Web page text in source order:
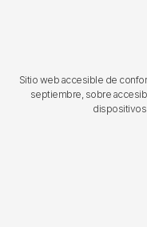
Sitio web accesible de
septiembre, sobre